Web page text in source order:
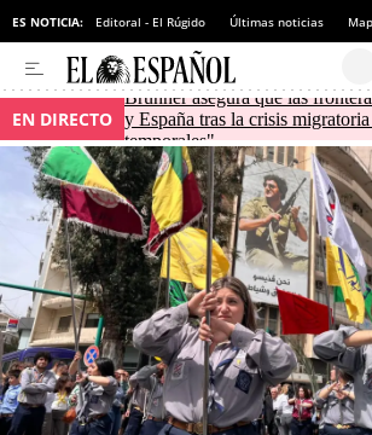
ES NOTICIA: Editoral - El Rúgido Últimas noticias
EN DIRECTO
Brunner asegura que las
y España tras la crisis
temporales"